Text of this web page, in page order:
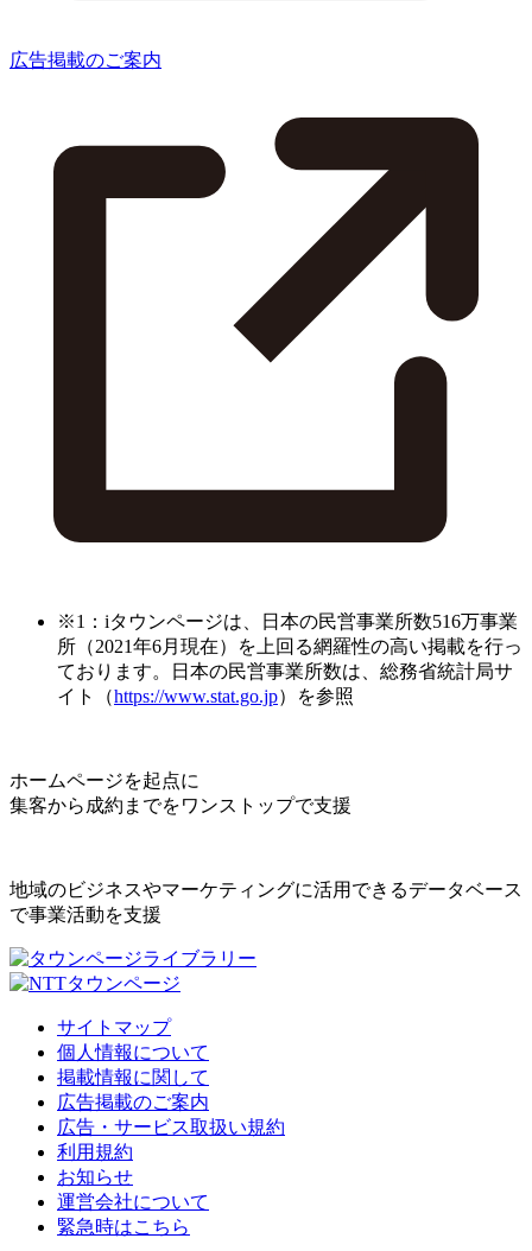
広告掲載のご案内
※1：iタウンページは、日本の民営事業所数516万事業
所（2021年6月現在）を上回る網羅性の高い掲載を行っ
ております。日本の民営事業所数は、総務省統計局サ
イト（https://www.stat.go.jp）を参照
ホームページを起点に
集客から成約までをワンストップで支援
地域のビジネスやマーケティングに活用できるデータベース
で事業活動を支援
サイトマップ
個人情報について
掲載情報に関して
広告掲載のご案内
広告・サービス取扱い規約
利用規約
お知らせ
運営会社について
緊急時はこちら